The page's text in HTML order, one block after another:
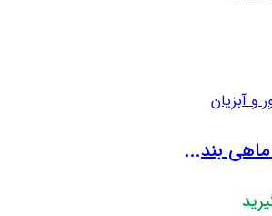
و آبزیان
ماهی بند...